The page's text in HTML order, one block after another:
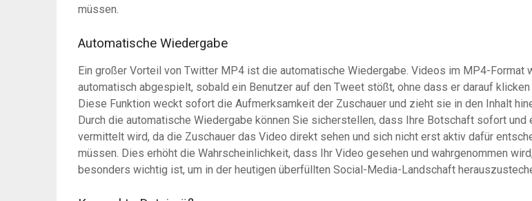
müssen.
Automatische Wiedergabe
Ein großer Vorteil von Twitter MP4 ist die automatische Wiedergabe. Videos im MP4-Format
automatisch abgespielt, sobald ein Benutzer auf den Tweet stößt, ohne dass er darauf klicken
Diese Funktion weckt sofort die Aufmerksamkeit der Zuschauer und zieht sie in den Inhalt
Durch die automatische Wiedergabe können Sie sicherstellen, dass Ihre Botschaft sofort
vermittelt wird, da die Zuschauer das Video direkt sehen und sich nicht erst aktiv dafür
müssen. Dies erhöht die Wahrscheinlichkeit, dass Ihr Video gesehen und wahrgenommen
besonders wichtig ist, um in der heutigen überfüllten Social-Media-Landschaft